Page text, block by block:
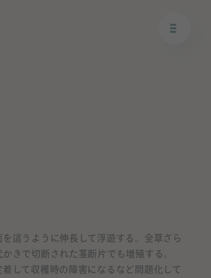
這うように伸長して浮遊する。全草ざら
きで切断された茎断片でも増殖する。
して収穫時の障害になるなど問題化して